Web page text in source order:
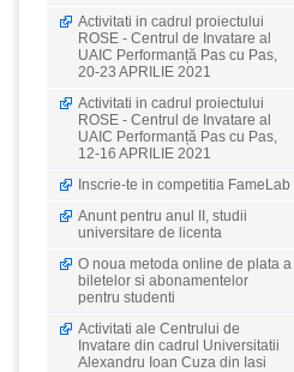
Activitati in cadrul proiectului
ROSE - Centrul de Invatare al
UAIC Performanță Pas cu Pas,
20-23 APRILIE 2021
Activitati in cadrul proiectului
ROSE - Centrul de Invatare al
UAIC Performanță Pas cu Pas,
12-16 APRILIE 2021
Inscrie-te in competitia FameLab
Anunt pentru anul II, studii
universitare de licenta
O noua metoda online de plata a
biletelor si abonamentelor
pentru studenti
Activitati ale Centrului de
Invatare din cadrul Universitatii
Alexandru Ioan Cuza din Iasi